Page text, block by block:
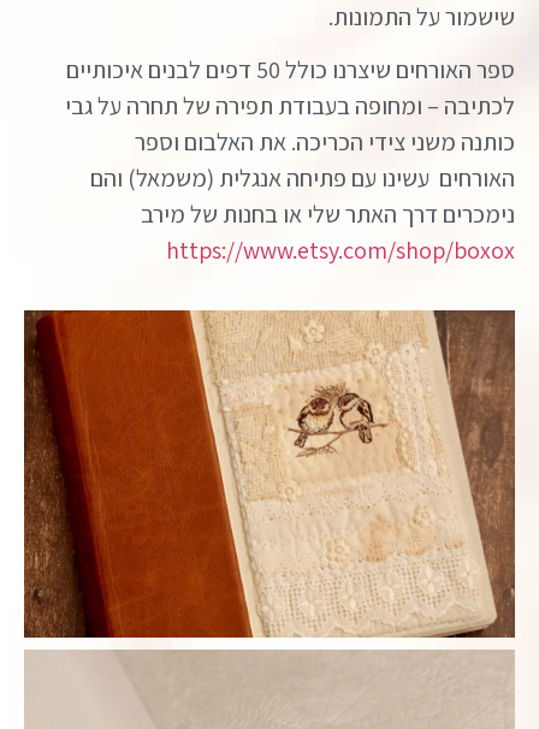
שישמור על התמונות.
ספר האורחים שיצרנו כולל 50 דפים לבנים איכותיים
לכתיבה – ומחופה בעבודת תפירה של תחרה על גבי
כותנה משני צידי הכריכה. את האלבום וספר
האורחים עשינו עם פתיחה אנגלית (משמאל) והם
נימכרים דרך האתר שלי או בחנות של מירב
https://www.etsy.com/shop/boxox